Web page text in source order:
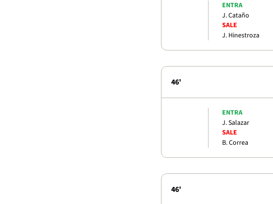
ENTRA
J. Cataño
SALE
J. Hinestroza
46'
ENTRA
J. Salazar
SALE
B. Correa
46'